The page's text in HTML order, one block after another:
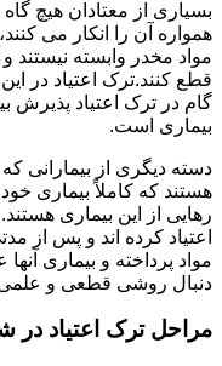
بسیاری از معتادان هیچ
همواره آن را انکار می
مواد مخدر وابسته نیستند
قطع کنند.ترک اعتیاد در
گام در ترک اعتیاد پذیرش
بیماری است.
دسته دیگری از بیمارانی
هستند که کاملاً بیماری
رهایی از این بیماری
اعتیاد کرده اند و پس از
مواد پرداخته و بیماری
دنبال روشی قطعی و علمی
مراحل ترک اعتیاد